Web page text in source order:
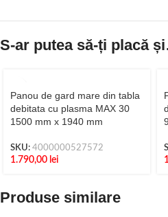
S-ar putea să-ți placă
Panou de gard mare din tabla
debitata cu plasma MAX 30
1500 mm x 1940 mm
SKU: 4000000527572
1.790,00 lei
Produse similare